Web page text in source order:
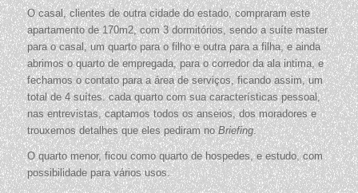
O casal, clientes de outra cidade do estado, compraram este
apartamento de 170m2, com 3 dormitórios, sendo a suíte master
para o casal, um quarto para o filho e outra para a filha, e ainda
abrimos o quarto de empregada, para o corredor da ala intima, e
fechamos o contato para a área de serviços, ficando assim, um
total de 4 suítes. cada quarto com sua características pessoal,
nas entrevistas, captamos todos os anseios, dos moradores e
trouxemos detalhes que eles pediram noBriefing.
O quarto menor, ficou como quarto de hospedes, e estudo, com
possibilidade para vários usos.